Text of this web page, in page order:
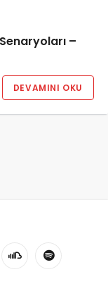
–
DEVAMINI OKU